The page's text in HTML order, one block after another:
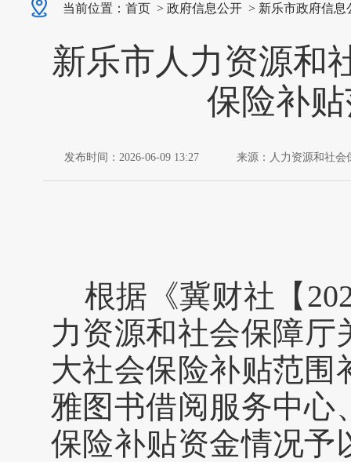
当前位置： 首页 > 政府信息公开 > 新乐市政府信息
新乐市人力资源和
保险补
发布时间：2026-06-09 13:27 来源：人力资源和社会
根据《冀财社【
力资源和社会保障厅
大社会保险补贴范围
雅图书借阅服务中心
保险补贴资金情况予